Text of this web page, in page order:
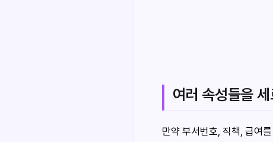
여러 속성들을 세
만약 부서번호, 직책, 급여를